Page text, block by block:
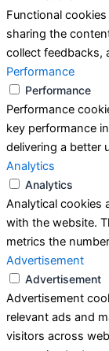
Functional
sharing the
collect feedbacks,
Performance
Performance
Performance
key performance
delivering a better
Analytics
Analytics
Analytical cookies
with the website.
metrics the
Advertisement
Advertisement
Advertisement
relevant ads and
visitors across